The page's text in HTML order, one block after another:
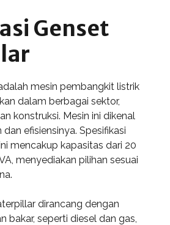
Genset
mesin pembangkit listrik
dalam berbagai sektor,
konstruksi. Mesin ini dikenal
efisiensinya. Spesifikasi
mencakup kapasitas dari 20
menyediakan pilihan sesuai
dirancang dengan
bakar, seperti diesel dan gas,